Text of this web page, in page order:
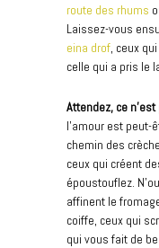
route des rhums
Laissez-vous
eina drof, ceux
celle qui a pris le
Attendez, ce
l’amour est peut-
chemin des
ceux qui créent
époustouflez.
affinent le
coiffe, ceux qui
qui vous fait de